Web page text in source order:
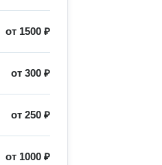
от 1500 ₽
от300 ₽
от250 ₽
от 1000 ₽